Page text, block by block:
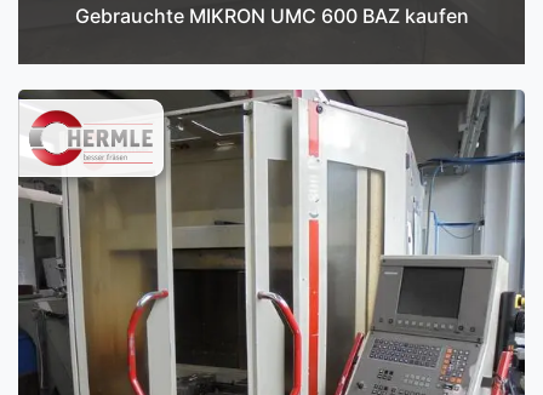
Gebrauchte MIKRON UMC 600 BAZ kaufen